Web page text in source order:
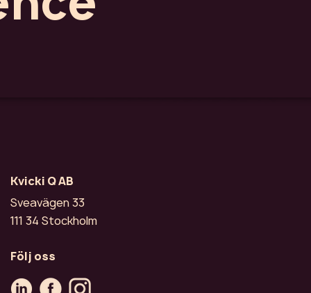
Kvicki Q AB
Sveavägen 33
111 34 Stockholm
Följ oss